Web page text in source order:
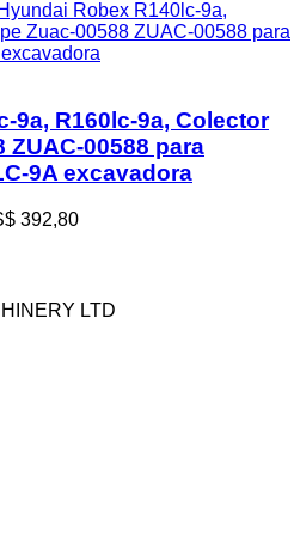
Hyundai Robex R140lc-9a,
Zuac-00588 ZUAC-00588 para
9a, R160lc-9a, Colector
ZUAC-00588 para
9A excavadora
392,80
LTD